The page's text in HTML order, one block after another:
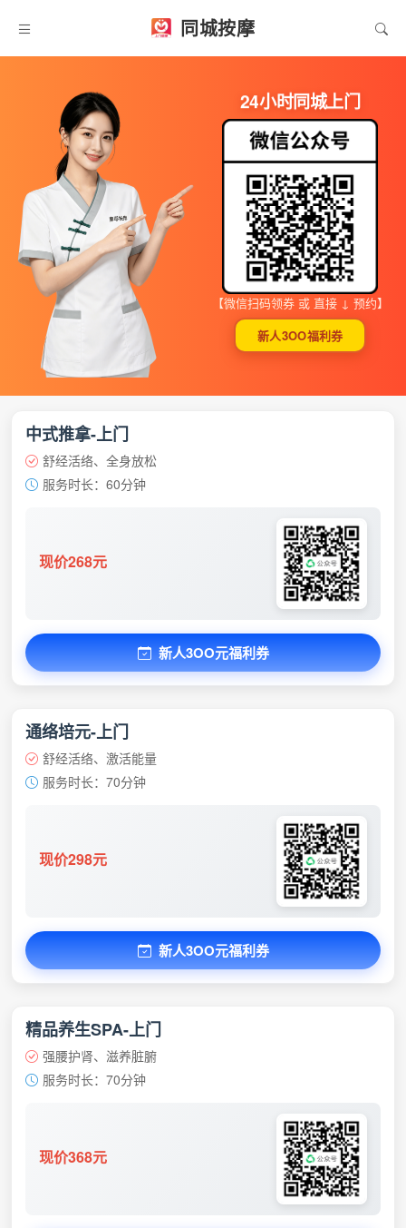
同城按摩
24小时同城上门
【微信扫码领券 或 直接 ↓ 预约】
新人3OO福利券
中式推拿-上门
舒经活络、全身放松
服务时长：60分钟
现价268元
新人3OO元福利券
通络培元-上门
舒经活络、激活能量
服务时长：70分钟
现价298元
新人3OO元福利券
精品养生SPA-上门
强腰护肾、滋养脏腑
服务时长：70分钟
现价368元